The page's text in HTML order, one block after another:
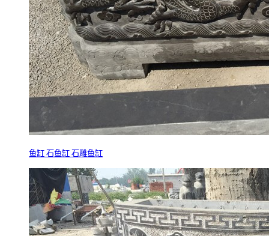
鱼缸 石鱼缸 石雕鱼缸